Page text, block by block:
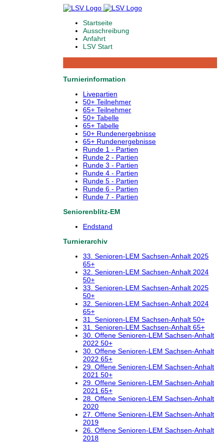
Startseite
Ausschreibung
Anfahrt
LSV Start
Turnierinformation
Livepartien
50+ Teilnehmer
65+ Teilnehmer
50+ Tabelle
65+ Tabelle
50+ Rundenergebnisse
65+ Rundenergebnisse
Runde 1 - Partien
Runde 2 - Partien
Runde 3 - Partien
Runde 4 - Partien
Runde 5 - Partien
Runde 6 - Partien
Runde 7 - Partien
Seniorenblitz-EM
Endstand
Turnierarchiv
33. Senioren-LEM Sachsen-Anhalt 2025
65+
32. Senioren-LEM Sachsen-Anhalt 2024
50+
33. Senioren-LEM Sachsen-Anhalt 2025
50+
32. Senioren-LEM Sachsen-Anhalt 2024
65+
31. Senioren-LEM Sachsen-Anhalt 50+
31. Senioren-LEM Sachsen-Anhalt 65+
30. Offene Senioren-LEM Sachsen-Anhalt
2022 50+
30. Offene Senioren-LEM Sachsen-Anhalt
2022 65+
29. Offene Senioren-LEM Sachsen-Anhalt
2021 50+
29. Offene Senioren-LEM Sachsen-Anhalt
2021 65+
28. Offene Senioren-LEM Sachsen-Anhalt
2020
27. Offene Senioren-LEM Sachsen-Anhalt
2019
26. Offene Senioren-LEM Sachsen-Anhalt
2018